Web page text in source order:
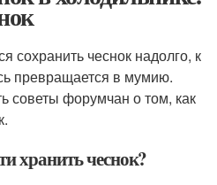
сохранить чеснок надолго, к
превращается в мумию.
советы форумчан о том, как
хранить чеснок?